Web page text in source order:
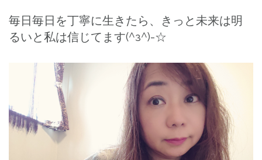
毎日毎日を丁寧に生きたら、きっと未来は明
るいと私は信じてます(^з^)-☆